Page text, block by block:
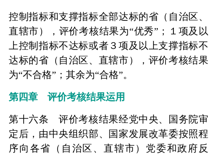
控制指标和支撑指标全部达标的省（自治区、
直辖市），评价考核结果为“优秀”；１项及以
上控制指标不达标或者３项及以上支撑指标不
达标的省（自治区、直辖市），评价考核结果
为“不合格”；其余为“合格”。
第四章 评价考核结果运用
第十六条 评价考核结果经党中央、国务院审
定后，由中央组织部、国家发展改革委按照程
序向各省（自治区、直辖市）党委和政府反